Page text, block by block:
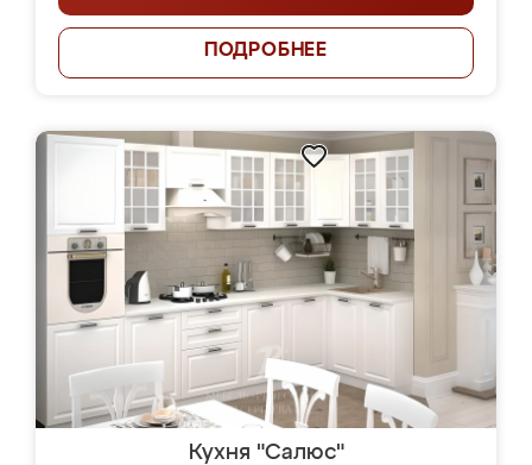
ПОДРОБНЕЕ
Кухня "Салюс"